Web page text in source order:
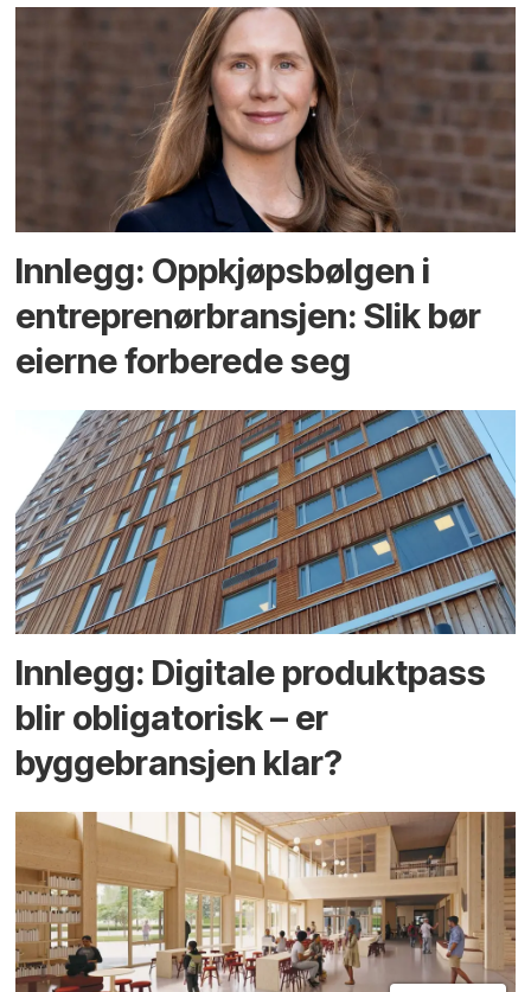
Innlegg: Oppkjøps­bølgen i
entreprenør­bransjen: Slik bør
eierne forberede seg
Innlegg: Digitale produktpass
blir obligatorisk – er
byggebransjen klar?